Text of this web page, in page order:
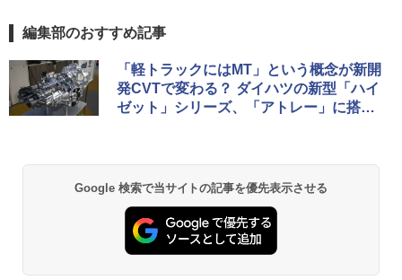
編集部のおすすめ記事
「軽トラックにはMT」という概念が新開
発CVTで変わる？ ダイハツの新型「ハイ
ゼット」シリーズ、「アトレー」に搭載
Google 検索で当サイトの記事を優先表示させる